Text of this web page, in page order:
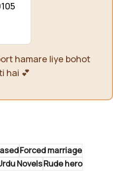
hamare liye bohot
hai 💕
Forced marriage
NovelsRude hero